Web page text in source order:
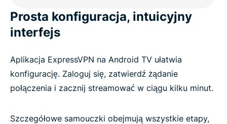
Prosta konfiguracja, intuicyjny
interfejs
Aplikacja ExpressVPN na Android TV ułatwia
konfigurację. Zaloguj się, zatwierdź żądanie
połączenia i zacznij streamować w ciągu kilku minut.
Szczegółowe samouczki obejmują wszystkie etapy,